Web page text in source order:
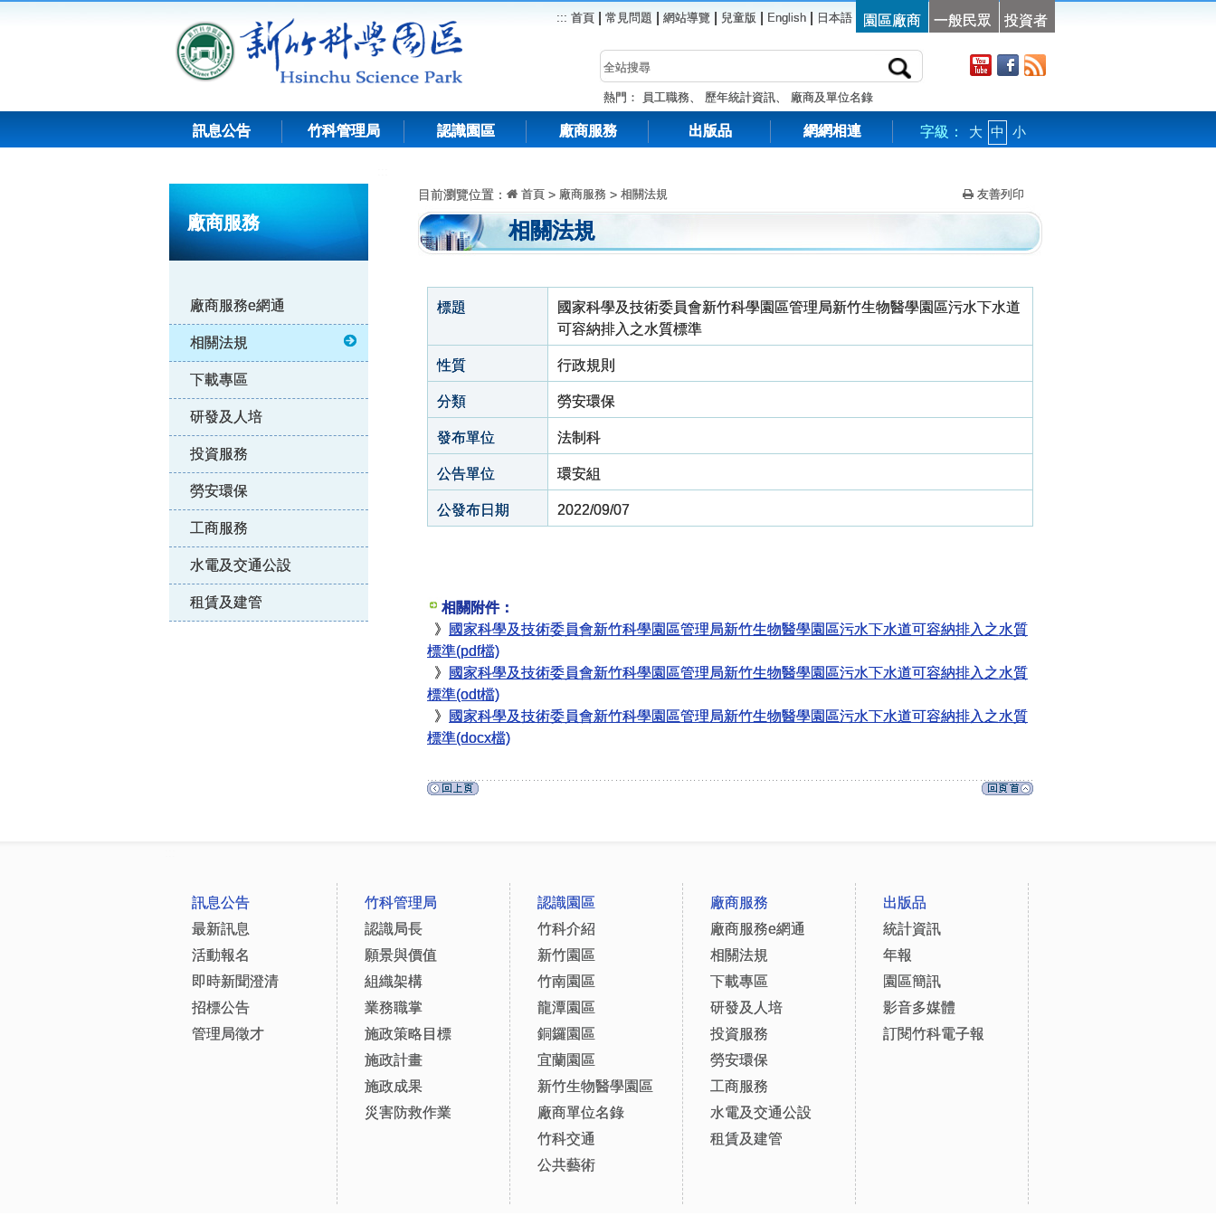
::: 首頁 常見問題 網站導覽 兒童版 English 日本語 園區廠商 一般民眾 投資者
熱門： 員工職務、 歷年統計資訊、 廠商及單位名錄
訊息公告 竹科管理局 認識園區 廠商服務 出版品 網網相連 字級： 大 中 小
廠商服務
廠商服務e網通
相關法規
下載專區
研發及人培
投資服務
勞安環保
工商服務
水電及交通公設
租賃及建管
目前瀏覽位置： 首頁 > 廠商服務 > 相關法規 友善列印
相關法規
標題
國家科學及技術委員會新竹科學園區管理局新竹生物醫學園區污水下水道
可容納排入之水質標準
性質 行政規則
分類 勞安環保
發布單位 法制科
公告單位 環安組
公發布日期 2022/09/07
相關附件：
》
國家科學及技術委員會新竹科學園區管理局新竹生物醫學園區污水下水道可容納排入之水質
標準(pdf檔)
》
國家科學及技術委員會新竹科學園區管理局新竹生物醫學園區污水下水道可容納排入之水質
標準(odt檔)
》
國家科學及技術委員會新竹科學園區管理局新竹生物醫學園區污水下水道可容納排入之水質
標準(docx檔)
訊息公告
最新訊息
活動報名
即時新聞澄清
招標公告
管理局徵才
竹科管理局
認識局長
願景與價值
組織架構
業務職掌
施政策略目標
施政計畫
施政成果
災害防救作業
認識園區
竹科介紹
新竹園區
竹南園區
龍潭園區
銅鑼園區
宜蘭園區
新竹生物醫學園區
廠商單位名錄
竹科交通
公共藝術
廠商服務
廠商服務e網通
相關法規
下載專區
研發及人培
投資服務
勞安環保
工商服務
水電及交通公設
租賃及建管
出版品
統計資訊
年報
園區簡訊
影音多媒體
訂閱竹科電子報